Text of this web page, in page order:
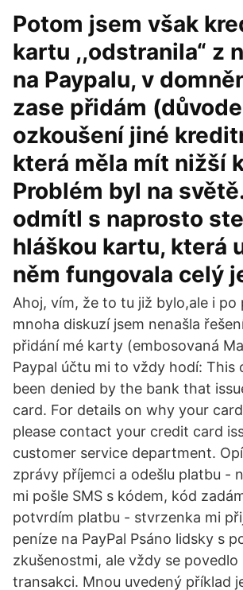
Potom jsem však
kartu ,,odstranila“ z
na Paypalu, v
zase přidám
ozkoušení jiné
která měla mít nižší
Problém byl na
odmítl s naprosto
hláškou kartu, která
něm fungovala celý
Ahoj, vím, že to tu již bylo,ale i po
mnoha diskuzí jsem nenašla
přidání mé karty (embosovaná
Paypal účtu mi to vždy hodí: This
been denied by the bank that
card. For details on why your
please contact your credit card
customer service department.
zprávy příjemci a odešlu platbu -
mi pošle SMS s kódem, kód
potvrdím platbu - stvrzenka mi
peníze na PayPal Psáno lidsky s
zkušenostmi, ale vždy se
transakci. Mnou uvedený příklad